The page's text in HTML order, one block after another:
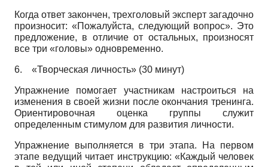
Когда ответ закончен, трехголовый эксперт загадочно
произносит: «Пожалуйста, следующий вопрос». Это
предложение, в отличие от остальных, произносят
все три «головы» одновременно.
6. «Творческая личность» (30 минут)
Упражнение помогает участникам настроиться на
изменения в своей жизни после окончания тренинга.
Ориентировочная оценка группы служит
определенным стимулом для развития личности.
Упражнение выполняется в три этапа. На первом
этапе ведущий читает инструкцию: «Каждый человек